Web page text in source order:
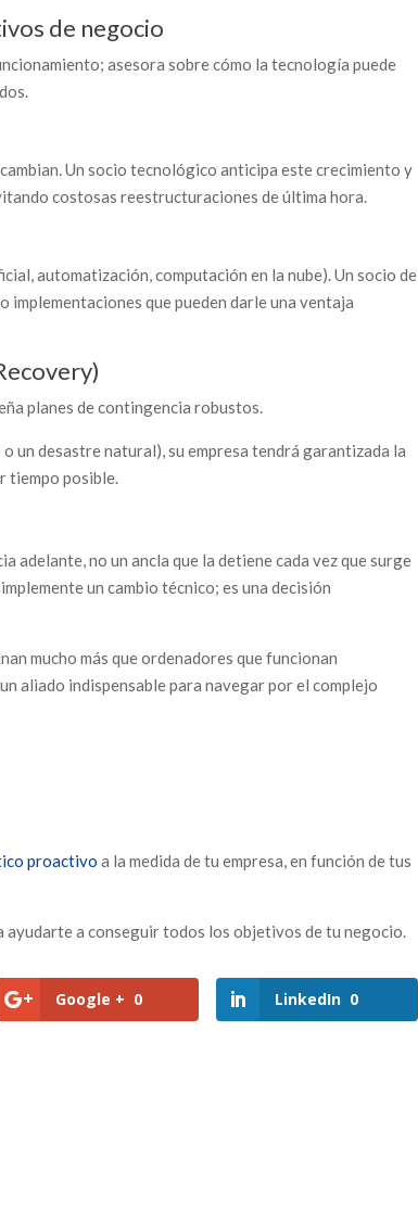
de negocio
asesora sobre cómo la tecnología puede
Un socio tecnológico anticipa este crecimiento y
costosas reestructuraciones de última hora.
automatización, computación en la nube). Un socio de
que pueden darle una ventaja
planes de contingencia robustos.
un desastre natural), su empresa tendrá garantizada la
tiempo posible.
adelante, no un ancla que la detiene cada vez que surge
un cambio técnico; es una decisión
mucho más que ordenadores que funcionan
aliado indispensable para navegar por el complejo
proactivo a la medida de tu empresa, en función de tus
ayudarte a conseguir todos los objetivos de tu negocio.
Google + 0 LinkedIn 0